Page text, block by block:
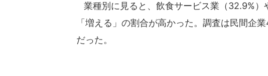
業種別に見ると、飲食サービス業（32.9%）
「増える」の割合が高かった。調査は民間企
だった。